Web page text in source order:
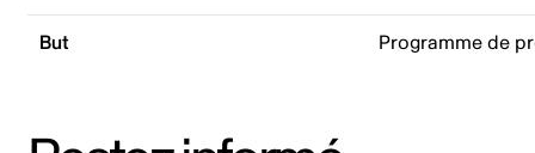
But Programme de